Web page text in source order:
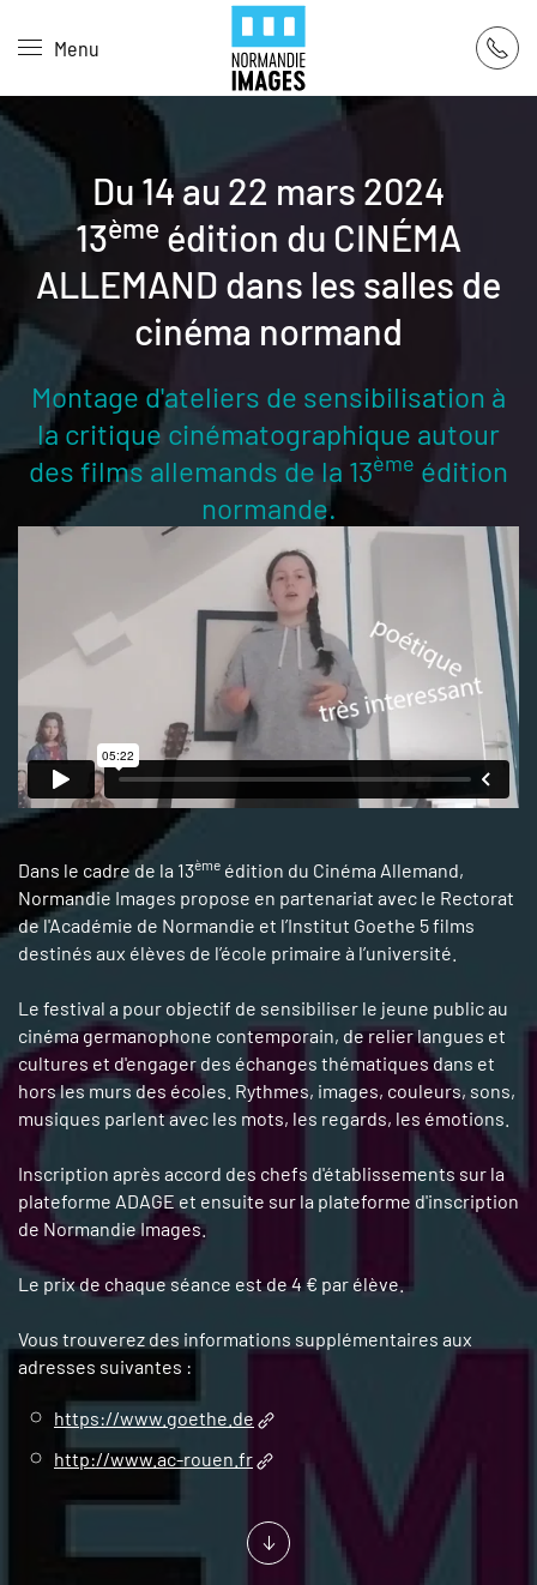
Skip to main content
Menu
Du 14 au 22 mars 2024
13ème édition du CINÉMA
ALLEMAND dans les salles de
cinéma normand
Montage d'ateliers de sensibilisation à
la critique cinématographique autour
des films allemands de la 13ème édition
normande.
Dans le cadre de la 13ème édition du Cinéma Allemand,
Normandie Images propose en partenariat avec le Rectorat
de l'Académie de Normandie et l’Institut Goethe 5 films
destinés aux élèves de l’école primaire à l’université.
Le festival a pour objectif de sensibiliser le jeune public au
cinéma germanophone contemporain, de relier langues et
cultures et d'engager des échanges thématiques dans et
hors les murs des écoles. Rythmes, images, couleurs, sons,
musiques parlent avec les mots, les regards, les émotions.
Inscription après accord des chefs d'établissements sur la
plateforme ADAGE et ensuite sur la plateforme d'inscription
de Normandie Images.
Le prix de chaque séance est de 4 € par élève.
Vous trouverez des informations supplémentaires aux
adresses suivantes :
https://www.goethe.de
http://www.ac-rouen.fr
Panneau de gestion des cookies